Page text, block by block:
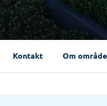
Kontakt Om